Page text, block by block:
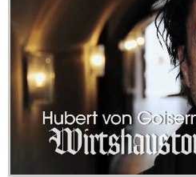
tourplan
shop
MUSIK
alben &
projekte